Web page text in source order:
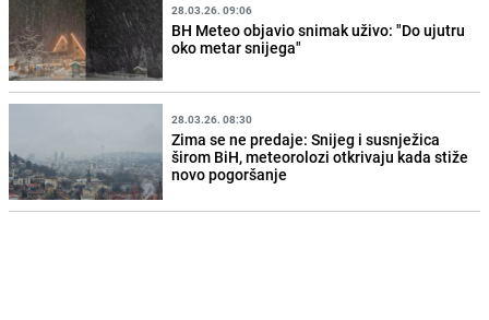
28.03.26. 09:06
BH Meteo objavio snimak uživo: "Do ujutru
oko metar snijega"
28.03.26. 08:30
Zima se ne predaje: Snijeg i susnježica
širom BiH, meteorolozi otkrivaju kada stiže
novo pogoršanje